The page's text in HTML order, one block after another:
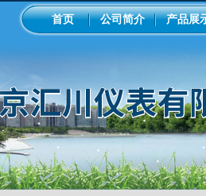
首页 公司简介 产品展